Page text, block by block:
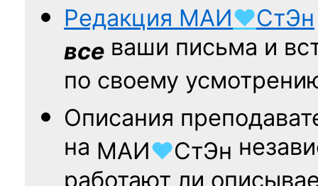
Редакция МАИ♥СтЭн
все ваши письма и
по своему
Описания
на МАИ♥СтЭн